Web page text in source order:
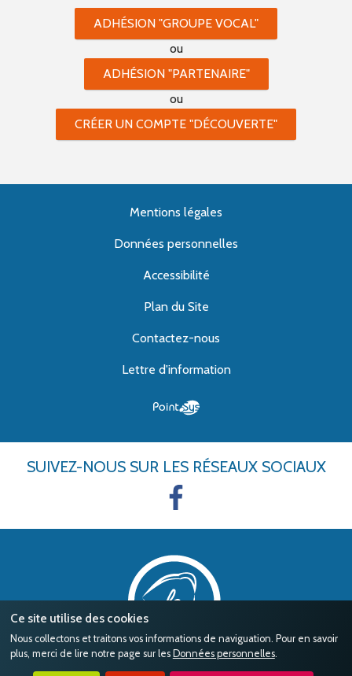
Ce site utilise des cookies
Nous collectons et traitons vos informations de naviguation. Pour en savoir
plus, merci de lire notre page sur les Données personnelles.
ADHÉSION "GROUPE VOCAL"
ou
ADHÉSION "PARTENAIRE"
ou
CRÉER UN COMPTE "DÉCOUVERTE"
Mentions légales
Données personnelles
Accessibilité
Plan du Site
Contactez-nous
Lettre d'information
SUIVEZ-NOUS SUR LES RÉSEAUX SOCIAUX